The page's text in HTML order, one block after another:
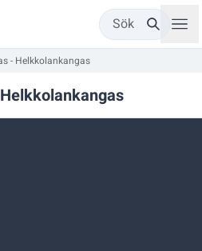
Sök
- Helkkolankangas